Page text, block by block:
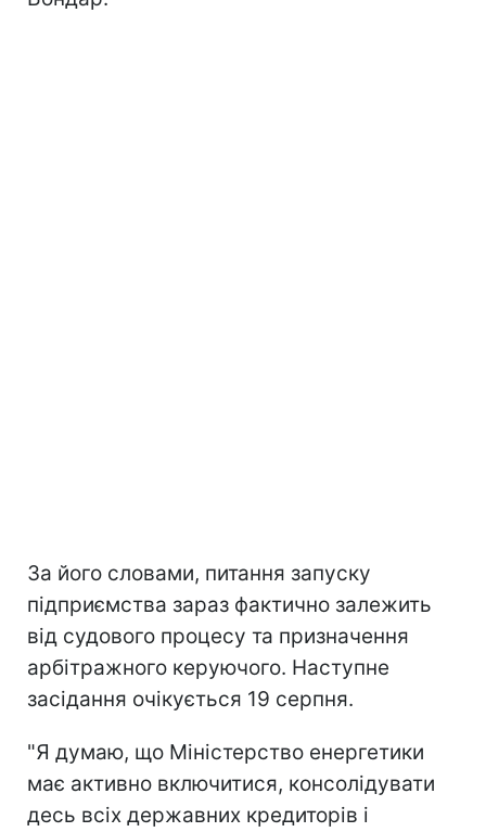
За його словами, питання запуску
підприємства зараз фактично залежить
від судового процесу та призначення
арбітражного керуючого. Наступне
засідання очікується 19 серпня.
"Я думаю, що Міністерство енергетики
має активно включитися, консолідувати
десь всіх державних кредиторів і